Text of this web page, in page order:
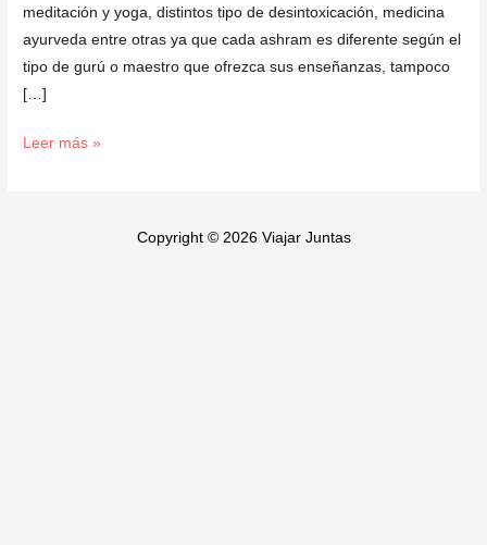
meditación y yoga, distintos tipo de desintoxicación, medicina
ayurveda entre otras ya que cada ashram es diferente según el
tipo de gurú o maestro que ofrezca sus enseñanzas, tampoco
[…]
Leer más »
Copyright © 2026 Viajar Juntas